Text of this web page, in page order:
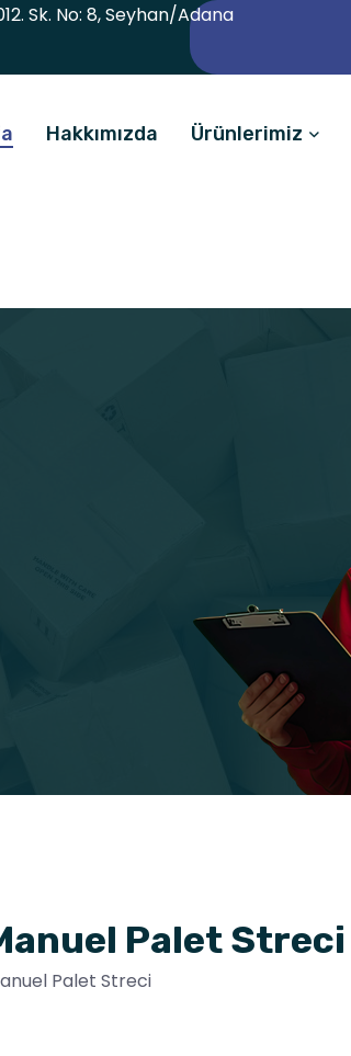
Sk. No: 8, Seyhan/Adana
Hakkımızda Ürünlerimiz
Palet Streci
Palet Streci